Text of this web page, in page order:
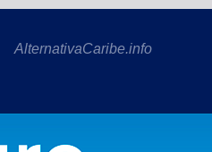
AlternativaCaribe.info